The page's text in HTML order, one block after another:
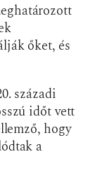
őket, és
századi
időt vett
hogy
a